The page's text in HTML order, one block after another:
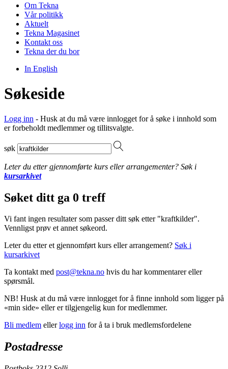
Om Tekna
Vår politikk
Aktuelt
Tekna Magasinet
Kontakt oss
Tekna der du bor
In English
Søkeside
Logg inn - Husk at du må være innlogget for å søke i innhold som
er forbeholdt medlemmer og tillitsvalgte.
søk
Leter du etter gjennomførte kurs eller arrangementer? Søk i
kursarkivet
Søket ditt ga 0 treff
Vi fant ingen resultater som passer ditt søk etter "kraftkilder".
Vennligst prøv et annet søkeord.
Leter du etter et gjennomført kurs eller arrangement? Søk i
kursarkivet
Ta kontakt med post@tekna.no hvis du har kommentarer eller
spørsmål.
NB! Husk at du må være innlogget for å finne innhold som ligger på
«min side» eller er tilgjengelig kun for medlemmer.
Bli medlem ellerlogg inn for å ta i bruk medlemsfordelene
Postadresse